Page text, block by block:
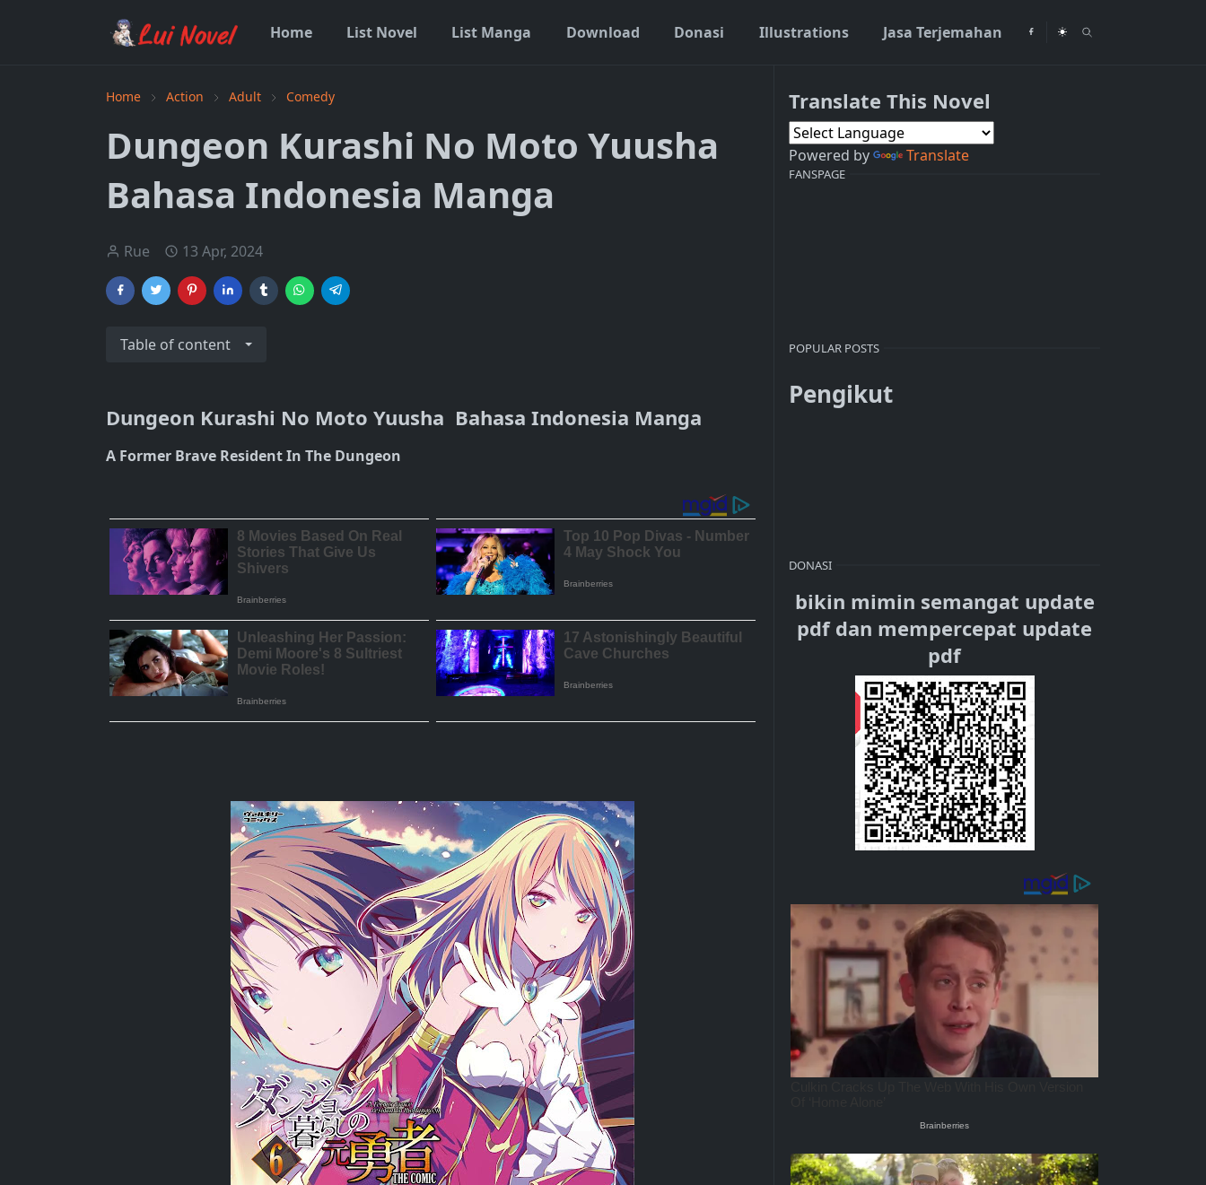
Home List Novel List Manga Download Donasi Illustrations Jasa Terjemahan
Home Action Adult Comedy
Dungeon Kurashi No Moto Yuusha
Bahasa Indonesia Manga
Rue 13 Apr, 2024
Table of content
Dungeon Kurashi No Moto Yuusha Bahasa Indonesia Manga
A Former Brave Resident In The Dungeon
Translate This Novel
Powered by Translate
FANSPAGE
POPULAR POSTS
Pengikut
DONASI
bikin mimin semangat update
pdf dan mempercepat update
pdf